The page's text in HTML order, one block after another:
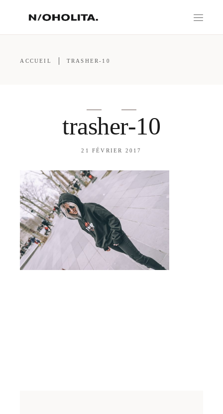
ACCUEIL TRASHER-10
trasher-10
21 FÉVRIER 2017